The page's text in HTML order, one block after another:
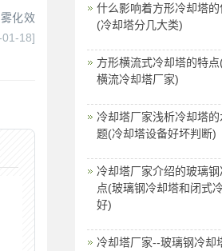
化效
18]
什么影响着方形冷却塔的
(冷却塔分几大类)
方形横流式冷却塔的特
横流冷却塔厂家)
冷却塔厂家浅析冷却塔的
题(冷却塔设备好坏判断)
冷却塔厂家介绍的玻璃
点(玻璃钢冷却塔和闭式
好)
冷却塔厂家--玻璃钢冷却